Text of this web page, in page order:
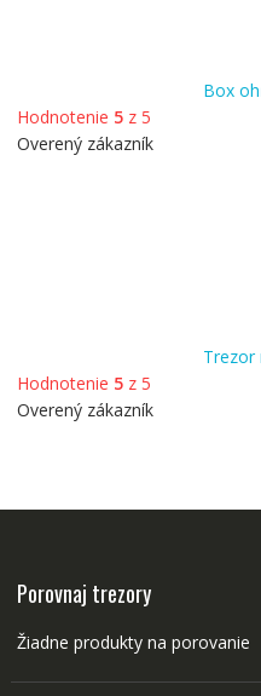
Box
Hodnotenie 5z 5
Overený zákazník
Trezor
Hodnotenie 5z 5
Overený zákazník
Porovnaj trezory
Žiadne produkty na porovanie